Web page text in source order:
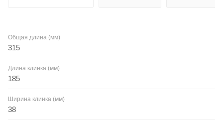
Общая длина (мм)
315
Длина клинка (мм)
185
Ширина клинка (мм)
38